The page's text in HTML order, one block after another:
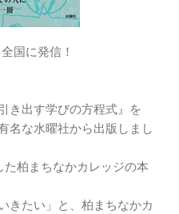
国に発信！
き出す学びの方程式』を
名な水曜社から出版しまし
柏まちなかカレッジの本
きたい」と、柏まちなかカ